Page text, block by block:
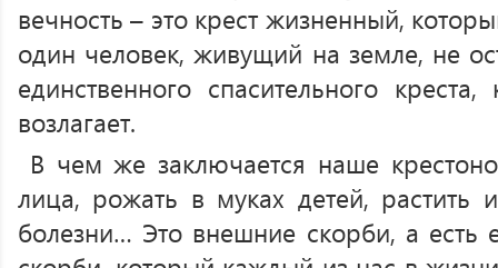
вечность – это крест жизненный,
один человек, живущий на земле, не
единственного спасительного
возлагает.
В чем же заключается наше
лица, рожать в муках детей, растить
болезни… Это внешние скорби, а есть